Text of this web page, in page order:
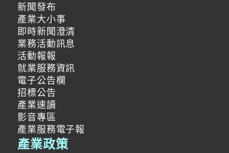
新聞發布
產業大小事
即時新聞澄清
業務活動訊息
活動報報
就業服務資訊
電子公告欄
招標公告
產業速讀
影音專區
產業服務電子報
產業政策